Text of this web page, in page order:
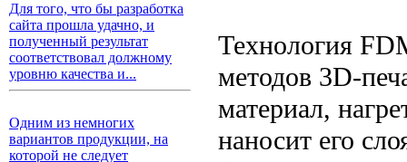
Для того, что бы разработка
сайта прошла удачно, и
полученный результат
соответствовал должному
уровню качества и...
Одним из немногих
вариантов продукции, на
которой не следует
Технология
методов 3D-
материал,
наносит его